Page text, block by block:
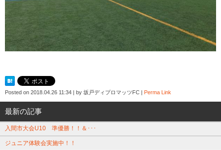
Posted on 2018.04.26 11:34 | by 坂戸ディプロマッツFC | Perma Link
最新の記事
入間市大会U10 準優勝！！＆･･･
ジュニア体験会実施中！！